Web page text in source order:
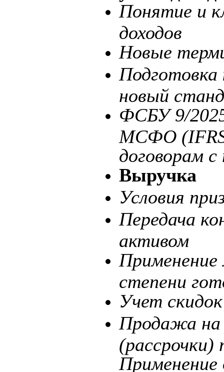
Понятие и
доходов
Новые
Подготовка
новый
ФСБУ 9/
МСФО
договорам
Выручка
Условия
Передача
активом
степени
Учет скидок
Продажа на
Применение